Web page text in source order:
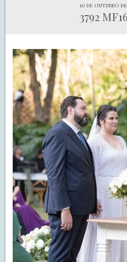
10 de outubro de
3792